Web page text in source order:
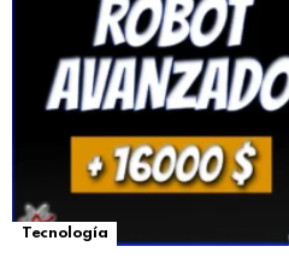
Tecnología